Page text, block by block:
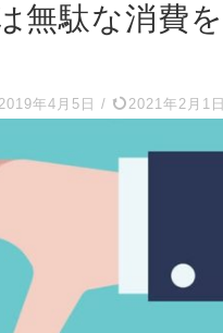
無駄な消費を
2019年4月5日 / 2021年2月1日